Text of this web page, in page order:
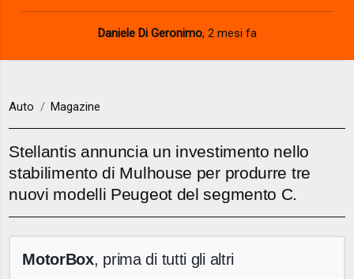
Daniele Di Geronimo, 2 mesi fa
Auto Magazine
Stellantis annuncia un investimento nello
stabilimento di Mulhouse per produrre tre
nuovi modelli Peugeot del segmento C.
MotorBox, prima di tutti gli altri